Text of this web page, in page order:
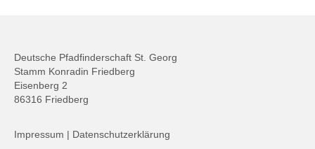
Deutsche Pfadfinderschaft St. Georg
Stamm Konradin Friedberg
Eisenberg 2
86316 Friedberg
Impressum | Datenschutzerklärung